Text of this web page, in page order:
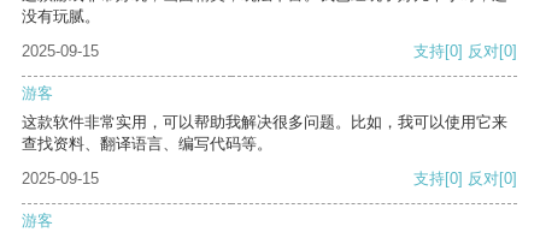
没有玩腻。
2025-09-15
支持[0] 反对[0]
游客
这款软件非常实用，可以帮助我解决很多问题。比如，我可以使用它来
查找资料、翻译语言、编写代码等。
2025-09-15
支持[0] 反对[0]
游客